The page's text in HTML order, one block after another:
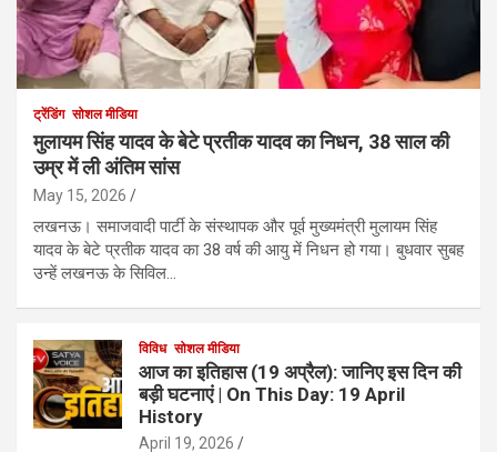
ट्रेंडिंग सोशल मीडिया
मुलायम सिंह यादव के बेटे प्रतीक यादव का निधन, 38 साल की
उम्र में ली अंतिम सांस
May 15, 2026
लखनऊ। समाजवादी पार्टी के संस्थापक और पूर्व मुख्यमंत्री मुलायम सिंह
यादव के बेटे प्रतीक यादव का 38 वर्ष की आयु में निधन हो गया। बुधवार सुबह
उन्हें लखनऊ के सिविल…
विविध सोशल मीडिया
आज का इतिहास (19 अप्रैल): जानिए इस दिन की
बड़ी घटनाएं | On This Day: 19 April
History
April 19, 2026